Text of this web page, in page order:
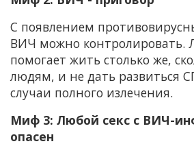
С появлением
ВИЧ можно контролировать.
помогает жить столько же,
людям, и не дать развиться
случаи полного излечения.
Миф 3: Любой секс с ВИЧ-
опасен